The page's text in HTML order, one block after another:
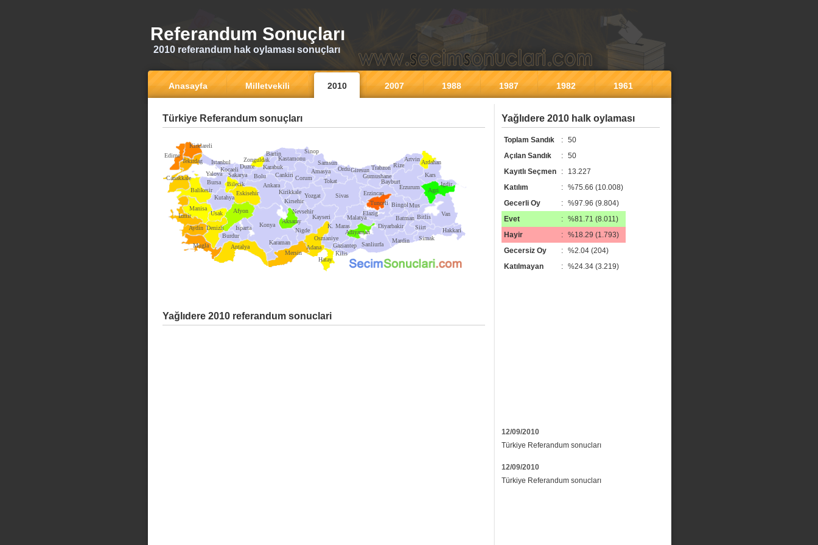
Referandum Sonuçları
2010 referandum hak oylaması sonuçları
Anasayfa Milletvekili 2010 2007 1988 1987 1982 1961
Türkiye Referandum sonuçları
Ankara
Kirklareli
Edirne
Tekirdag
Canakkale
Balikesir
Bursa
Istanbul
Kocaeli
Sakarya
Zonguldak
Bolu
Bilecik
Eskisehir
Kutahya
Manisa
Izmir
Aydin
Mugla
Denizli
Burdur
Usak Afyon
Isparta
Antalya
Konya
Mersin
Kirsehir
Cankiri
Kastamonu
Sinop
Corum
Yozgat
Nevsehir
Nigde
Adana
Hatay
K. Maras
Kayseri
Sivas
Tokat
Amasya
Samsun
OrduGiresun
Erzincan
Malatya
Gaziantep Sanliurfa
Adiyaman
Gumushane
Trabzon Rize
Erzurum
Artvin
Kars
Agri
Tunceli
Elazig
Diyarbakir
Mardin
Siirt
Bitlis
BingolMus
Van
Hakkari
Kirikkale
Bayburt
Karaman
Aksaray
Kilis
Ardahan
Duzce Karabuk
Bartin
Osmaniye
Igdir
Batman
Sirnak
Yalova
Yağlıdere 2010 referandum sonuclari
Yağlıdere 2010 halk oylaması
Toplam Sandık : 50
Açılan Sandık
: 50
Kayıtlı Seçmen
:
13.227
Katılım
: %75.66 (10.008)
Gecerli Oy
: %97.96 (9.804)
Evet
: %81.71 (8.011)
Hayir
: %18.29 (1.793)
Gecersiz Oy
: %2.04 (204)
Katılmayan
: %24.34 (3.219)
12/09/2010
Türkiye Referandum sonucları
12/09/2010
Türkiye Referandum sonucları